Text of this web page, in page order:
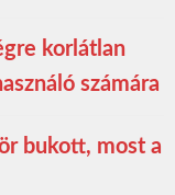
korlátlan
számára
bukott, most a